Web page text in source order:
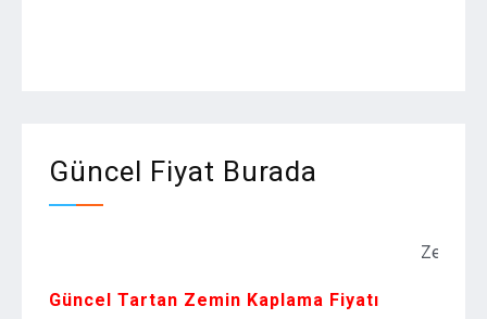
Güncel Fiyat Burada
Zemin
Güncel Tartan Zemin Kaplama Fiyatı